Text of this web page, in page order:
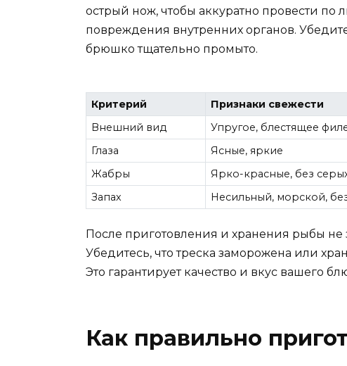
острый нож, чтобы аккуратно провести по
повреждения внутренних органов.
брюшко тщательно промыто.
Критерий
Признаки свежести
Внешний вид
Упругое, блестящее
Глаза
Ясные, яркие
Жабры
Ярко-красные, без
Запах
Несильный, морской,
После приготовления и хранения рыбы не
Убедитесь, что треска заморожена или
Это гарантирует качество и вкус вашего
Как правильно